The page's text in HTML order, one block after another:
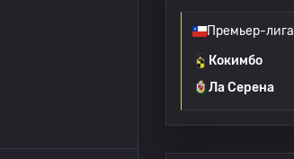
Премьер-лига
Кокимбо
Ла Серена